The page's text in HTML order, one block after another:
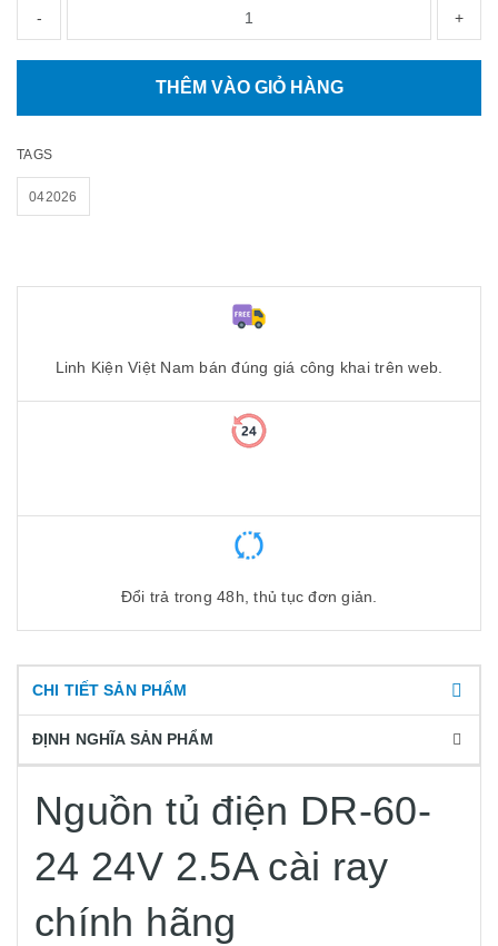
- +
THÊM VÀO GIỎ HÀNG
TAGS
042026
Linh Kiện Việt Nam bán đúng giá công khai trên web.
Đổi trả trong 48h, thủ tục đơn giản.
CHI TIẾT SẢN PHẨM
ĐỊNH NGHĨA SẢN PHẨM
Nguồn tủ điện DR-60-
24 24V 2.5A cài ray
chính hãng